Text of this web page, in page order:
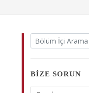
BIZE SORUN